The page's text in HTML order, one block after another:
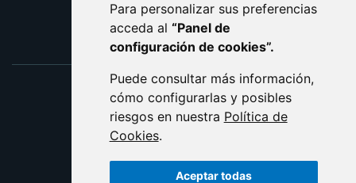
Para personalizar sus preferencias
acceda al “Panel de
configuración de cookies”.
Puede consultar más información,
cómo configurarlas y posibles
riesgos en nuestra Política de
Cookies.
Aceptar todas